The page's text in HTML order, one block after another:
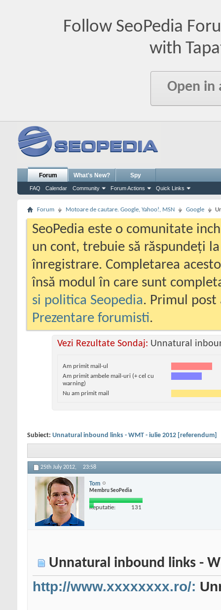
Follow SeoPedia
with
Open in
Forum
FAQ Calendar Community Forum Actions Quick Links
What's New? Spy
Forum Motoare de cautare. Google, Yahoo!, MSN Google
SeoPedia este o comunitate
un cont, trebuie să răspundeți
înregistrare. Completarea
însă modul în care sunt
si politica Seopedia. Primul
Prezentare forumisti.
Vezi Rezultate Sondaj: Unnatural
Am primit mail-ul
Am primit ambele mail-uri (+ cel cu
warning)
Nu am primit mail
Subiect: Unnatural inbound links - WMT - iulie 2012 [referendum]
25th July 2012, 23:58
Tom
Membru SeoPedia
Reputatie: 131
Unnatural inbound links -
http://www.xxxxxxxx.ro/: